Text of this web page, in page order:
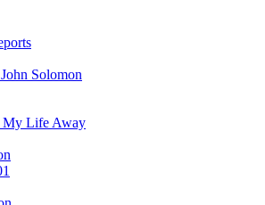
Solomon
My Life Away